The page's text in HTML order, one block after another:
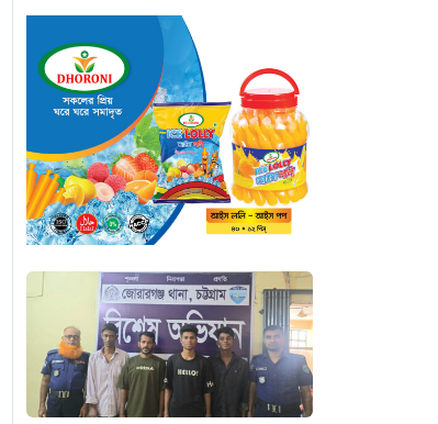
চট্টগ্রাম চন্দনাইশে মহাসড়ক
সংলগ্ন বাজারে ভয়াবহ আগুন
৫ ঘণ্টা আগে
“হাসিনার অনুমতিতেই
ইন্টারনেট বন্ধের পরিকল্পনা
বাস্তবায়ন করেন কাদের”
৫ ঘণ্টা আগে
“চাঁদপুরে ঝটিকা সফরে
স্বাস্থ্যমন্ত্রী, সিভিল সার্জনকে
বদলির নির্দেশ”
৫ ঘণ্টা আগে
“রাষ্ট্রপতি পদ: ইসি থেকে